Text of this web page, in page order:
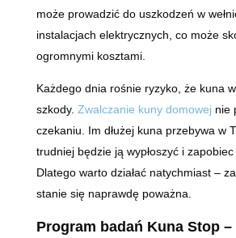
może prowadzić do uszkodzeń w
instalacjach elektrycznych, co może
ogromnymi kosztami.
Każdego dnia rośnie ryzyko, że kuna
szkody. Zwalczanie kuny domowejnie
czekaniu. Im dłużej kuna przebywa w
trudniej będzie ją wypłoszyć i zapobiec
Dlatego warto działać natychmiast –
stanie się naprawdę poważna.
Program badań Kuna Stop